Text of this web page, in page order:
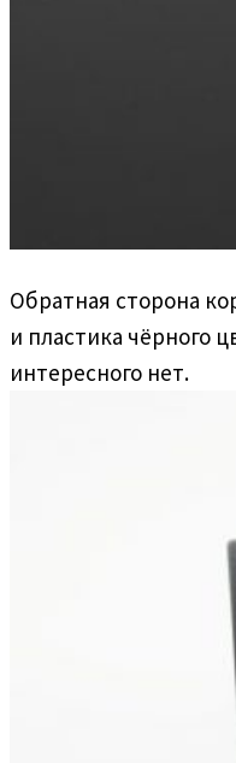
Обратная сторона
и пластика чёрного
интересного нет.